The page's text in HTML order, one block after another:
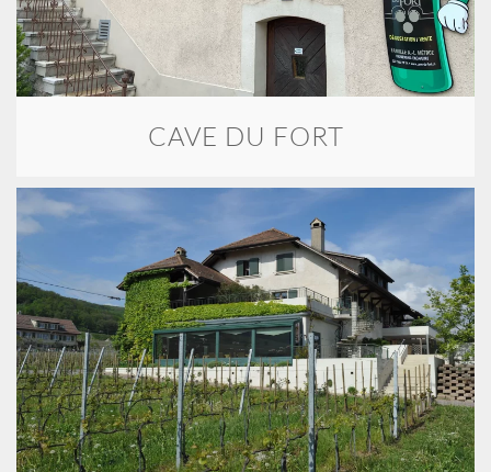
CAVE DU FORT